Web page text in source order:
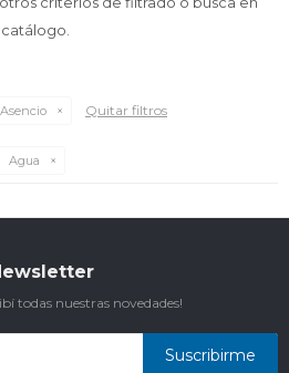
Asencio Quitar filtros
Agua
todas nuestras novedades!
Suscribirme